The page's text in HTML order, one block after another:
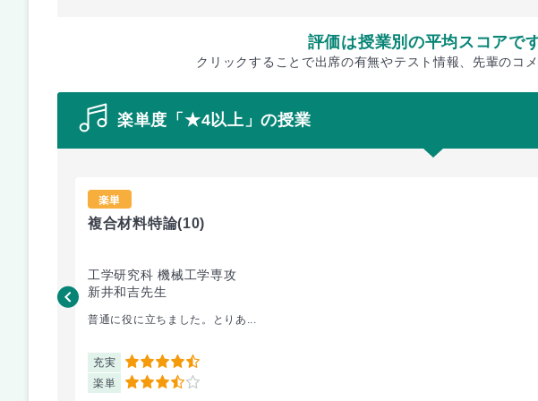
評価は授業別の平均スコアです
クリックすることで出席の有無やテスト情報、先輩のコ
楽単度「★4以上」の授業
楽単
複合材料特論(10)
工学研究科 機械工学専攻
新井和吉先生
普通に役に立ちました。とりあ...
充実 4.5
楽単 3.5